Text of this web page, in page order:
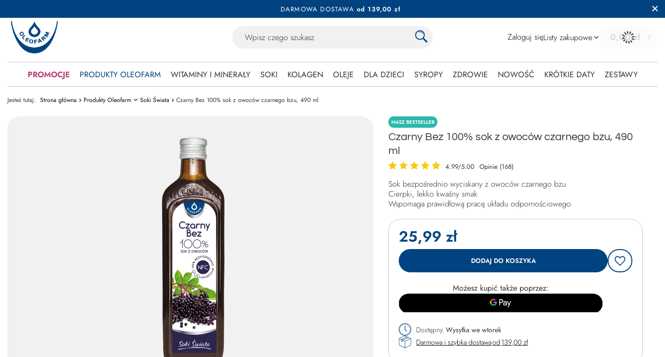
DARMOWA DOSTAWA od 139,00 zł
Zaloguj sięListy zakupowe 0,00 zł
PROMOCJE PRODUKTY OLEOFARM WITAMINY I MINERAŁY SOKI KOLAGEN OLEJE DLA DZIECI SYROPY ZDROWIE NOWOŚĆ KRÓTKIE DATY ZESTAWY
Jesteś tutaj: Strona główna Produkty Oleofarm Soki Świata Czarny Bez 100% sok z owoców czarnego bzu, 490 ml
NASZ BESTSELLER
Czarny Bez 100% sok z owoców czarnego bzu, 490
ml
4.99/5.00 Opinie (168)
Sok bezpośrednio wyciskany z owoców czarnego bzu
Cierpki, lekko kwaśny smak
Wspomaga prawidłową pracę układu odpornościowego
25,99 zł
DODAJ DO KOSZYKA
Możesz kupić także poprzez:
Dostępny Wysyłkawe wtorek
Darmowa i szybka dostawaod 139,00 zł